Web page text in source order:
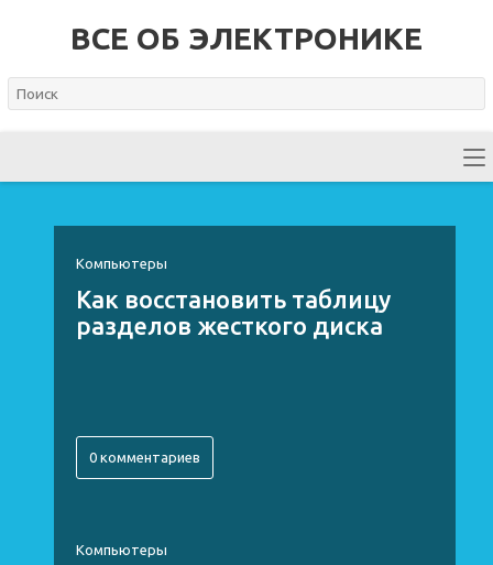
ВСЕ ОБ ЭЛЕКТРОНИКЕ
Компьютеры
Как восстановить таблицу
разделов жесткого диска
0 комментариев
Компьютеры